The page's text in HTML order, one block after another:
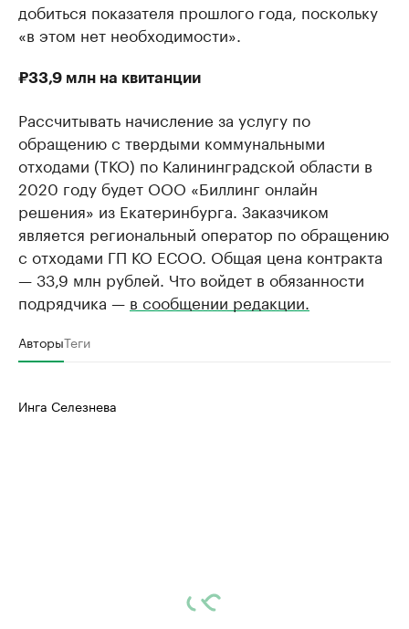
добиться показателя прошлого года, поскольку
«в этом нет необходимости».
₽33,9 млн на квитанции
Рассчитывать начисление за услугу по
обращению с твердыми коммунальными
отходами (ТКО) по Калининградской области в
2020 году будет ООО «Биллинг онлайн
решения» из Екатеринбурга. Заказчиком
является региональный оператор по обращению
с отходами ГП КО ЕСОО. Общая цена контракта
— 33,9 млн рублей. Что войдет в обязанности
подрядчика — в сообщении редакции.
АвторыТеги
Инга Селезнева